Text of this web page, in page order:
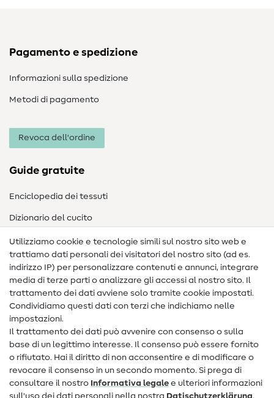
Pagamento e spedizione
Informazioni sulla spedizione
Metodi di pagamento
Revoca dell'ordine
Guide gratuite
Enciclopedia dei tessuti
Dizionario del cucito
Nähanleitungen
Assistenza e contatto
Contatto
Informazioni sul nuovo proprietario
FAQ
Diritto di recesso
Popolare
Utilizziamo cookie e tecnologie simili sul nostro sito web e
trattiamo dati personali dei visitatori del nostro sito (ad es.
indirizzo IP) per personalizzare contenuti e annunci, integrare
media di terze parti o analizzare gli accessi al nostro sito. Il
trattamento dei dati avviene solo tramite cookie impostati.
Condividiamo questi dati con terzi che indichiamo nelle
impostazioni.
Il trattamento dei dati può avvenire con consenso o sulla
base di un legittimo interesse. Il consenso può essere fornito
o rifiutato. Hai il diritto di non acconsentire e di modificare o
revocare il consenso in un secondo momento. Si prega di
consultare il nostro Informativa legale e ulteriori informazioni
sull'uso dei dati personali nella nostra Dati­schutz­erklärung.